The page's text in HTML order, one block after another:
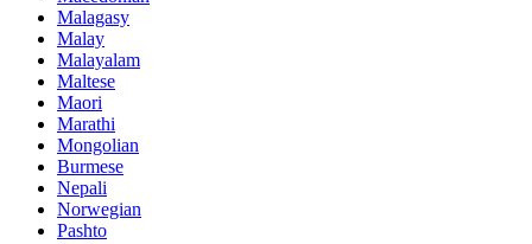
Malagasy
Malay
Malayalam
Maltese
Maori
Marathi
Mongolian
Burmese
Nepali
Norwegian
Pashto